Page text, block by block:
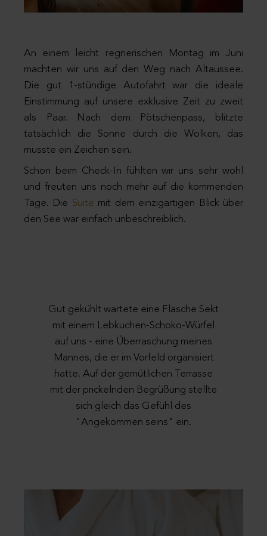
An einem leicht regnerischen Montag im Juni
machten wir uns auf den Weg nach Altaussee.
Die gut 1-stündige Autofahrt war die ideale
Einstimmung auf unsere exklusive Zeit zu zweit
als Paar. Nach dem Pötschenpass, blitzte
tatsächlich die Sonne durch die Wolken, das
musste ein Zeichen sein.
Schon beim Check-In fühlten wir uns sehr wohl
und freuten uns noch mehr auf die kommenden
Tage. Die Suite mit dem einzigartigen Blick über
den See war einfach unbeschreiblich.
Gut gekühlt wartete eine Flasche Sekt
mit einem Lebkuchen-Schoko-Würfel
auf uns - eine Überraschung meines
Mannes, die er im Vorfeld organisiert
hatte. Auf der gemütlichen Terrasse
mit der prickelnden Begrüßung stellte
sich gleich das Gefühl des
"Angekommen seins" ein.